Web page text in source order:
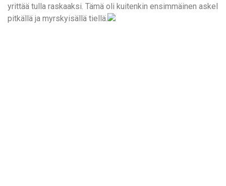
yrittää tulla raskaaksi. Tämä oli kuitenkin ensimmäinen askel
pitkällä ja myrskyisällä tiellä.